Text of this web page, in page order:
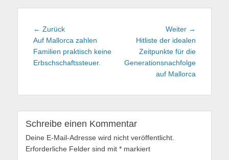
Beitragsnavigation
← Zurück
Beitrag:
Auf Mallorca zahlen
Familien praktisch keine
Erbschschaftssteuer.
Weiter →
Hitliste der idealen
Zeitpunkte für die
Generationsnachfolge
auf Mallorca
Schreibe einen Kommentar
Deine E-Mail-Adresse wird nicht veröffentlicht.
Erforderliche Felder sind mit * markiert